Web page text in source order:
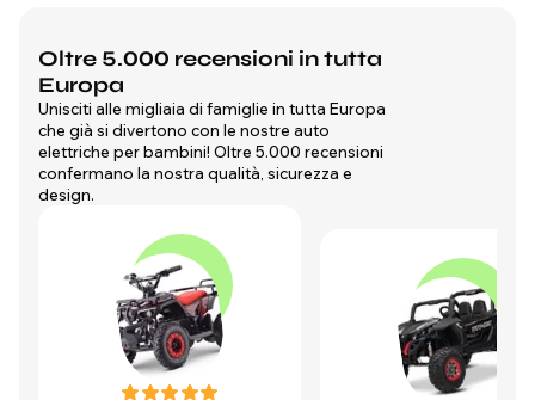
Oltre 5.000 recensioni in tutta
Europa
Unisciti alle migliaia di famiglie in tutta Europa
che già si divertono con le nostre auto
elettriche per bambini! Oltre 5.000 recensioni
confermano la nostra qualità, sicurezza e
design.